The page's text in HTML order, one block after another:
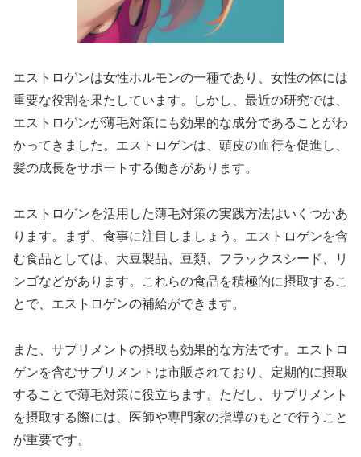
エストロゲンは女性ホルモンの一種であり、女性の体には
重要な役割を果たしています。しかし、最近の研究では、
エストロゲンが薄毛対策にも効果的な成分であることがわ
かってきました。エストロゲンは、頭皮の血行を促進し、
髪の成長をサポートする働きがあります。
エストロゲンを活用した薄毛対策の実践方法はいくつかあ
ります。まず、食事に注目しましょう。エストロゲンを含
む食品としては、大豆製品、豆類、フラックスシード、リ
ンゴなどがあります。これらの食品を積極的に摂取するこ
とで、エストロゲンの補給ができます。
また、サプリメントの摂取も効果的な方法です。エストロ
ゲンを含むサプリメントは市販されており、定期的に摂取
することで薄毛対策に役立ちます。ただし、サプリメント
を摂取する際には、医師や専門家の指導のもとで行うこと
が重要です。